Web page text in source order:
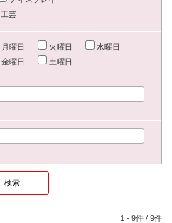
芸
月曜日 火曜日
水曜日
金曜日 土曜日
1 -9件 /9件